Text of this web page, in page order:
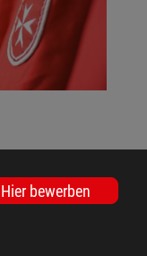
Hier bewerben